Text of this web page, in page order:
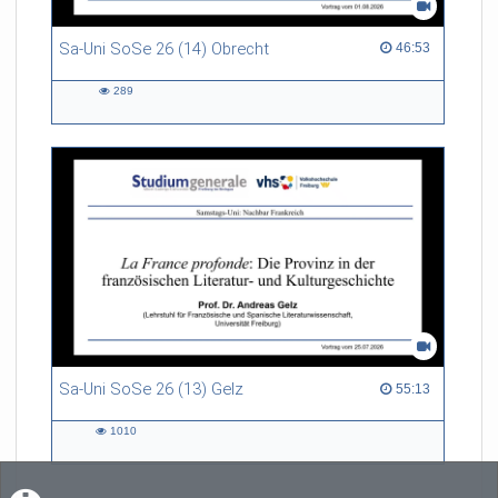
Sa-Uni SoSe 26 (14) Obrecht 46:53
46:53 duration
289
Sa-Uni SoSe 26 (13) Gelz 55:13
55:13 duration
1010